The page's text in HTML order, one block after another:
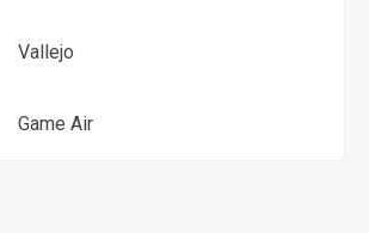
Vallejo
Game Air